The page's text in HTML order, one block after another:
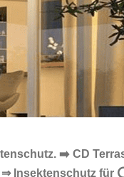
➡️ CD
Insektenschutz für